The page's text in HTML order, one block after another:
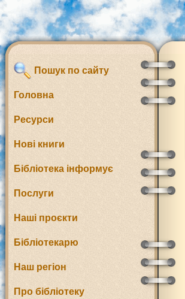
Пошук по сайту
Головна
Ресурси
Нові книги
Бібліотека інформує
Послуги
Наші проєкти
Бібліотекарю
Наш регіон
Про бібліотеку